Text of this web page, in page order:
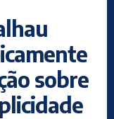
sobre